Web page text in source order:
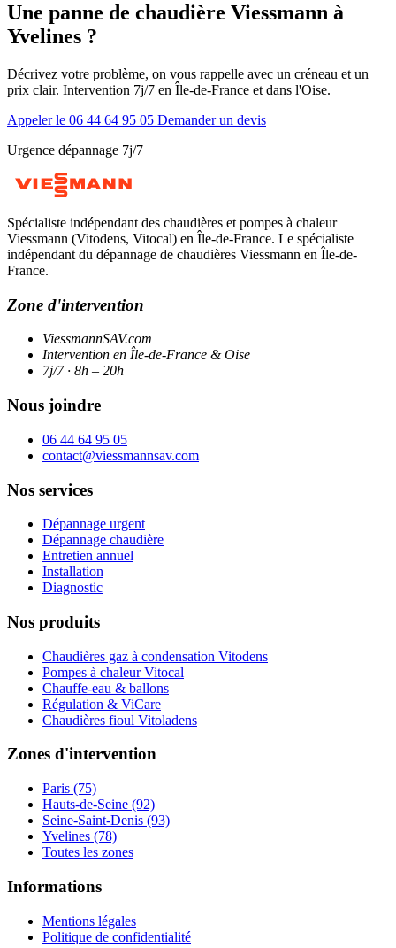
Une panne de chaudière Viessmann à
Yvelines ?
Décrivez votre problème, on vous rappelle avec un créneau et un
prix clair. Intervention 7j/7 en Île-de-France et dans l'Oise.
Appeler le 06 44 64 95 05 Demander un devis
Urgence dépannage 7j/7
Spécialiste indépendant des chaudières et pompes à chaleur
Viessmann (Vitodens, Vitocal) en Île-de-France. Le spécialiste
indépendant du dépannage de chaudières Viessmann en Île-de-
France.
Zone d'intervention
ViessmannSAV.com
Intervention en Île-de-France & Oise
7j/7 · 8h – 20h
Nous joindre
06 44 64 95 05
contact@viessmannsav.com
Nos services
Dépannage urgent
Dépannage chaudière
Entretien annuel
Installation
Diagnostic
Nos produits
Chaudières gaz à condensation Vitodens
Pompes à chaleur Vitocal
Chauffe-eau & ballons
Régulation & ViCare
Chaudières fioul Vitoladens
Zones d'intervention
Paris (75)
Hauts-de-Seine (92)
Seine-Saint-Denis (93)
Yvelines (78)
Toutes les zones
Informations
Mentions légales
Politique de confidentialité